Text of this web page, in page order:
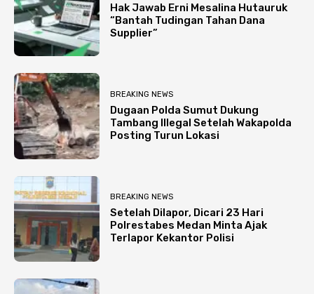
Hak Jawab Erni Mesalina Hutauruk
“Bantah Tudingan Tahan Dana
Supplier”
BREAKING NEWS
Dugaan Polda Sumut Dukung
Tambang Illegal Setelah Wakapolda
Posting Turun Lokasi
BREAKING NEWS
Setelah Dilapor, Dicari 23 Hari
Polrestabes Medan Minta Ajak
Terlapor Kekantor Polisi